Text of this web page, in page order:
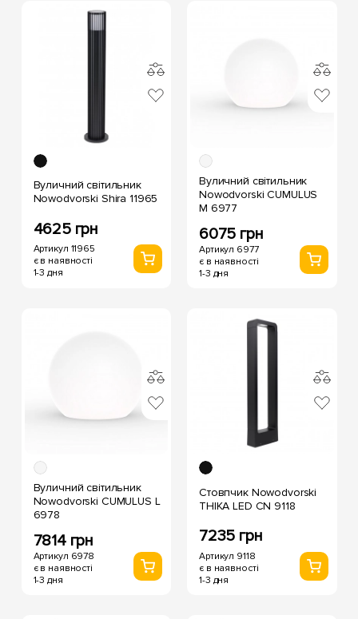
Вуличний світильник
Nowodvorski Shira 11965
4625 грн
Артикул 11965
є в наявності
1-3 дня
Вуличний світильник
Nowodvorski CUMULUS
M 6977
6075 грн
Артикул 6977
є в наявності
1-3 дня
Вуличний світильник
Nowodvorski CUMULUS L
6978
7814 грн
Артикул 6978
є в наявності
1-3 дня
Стовпчик Nowodvorski
THIKA LED CN 9118
7235 грн
Артикул 9118
є в наявності
1-3 дня